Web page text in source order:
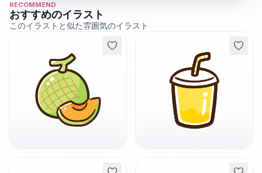
RECOMMEND
おすすめのイラスト
このイラストと似た雰囲気のイラスト